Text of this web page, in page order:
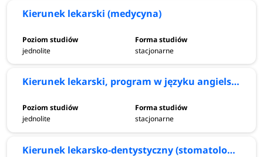
Kierunek lekarski (medycyna)
jednolite stacjonarne
Kierunek lekarski, program w języku angielskim
jednolite stacjonarne
Kierunek lekarsko-dentystyczny (stomatologia)